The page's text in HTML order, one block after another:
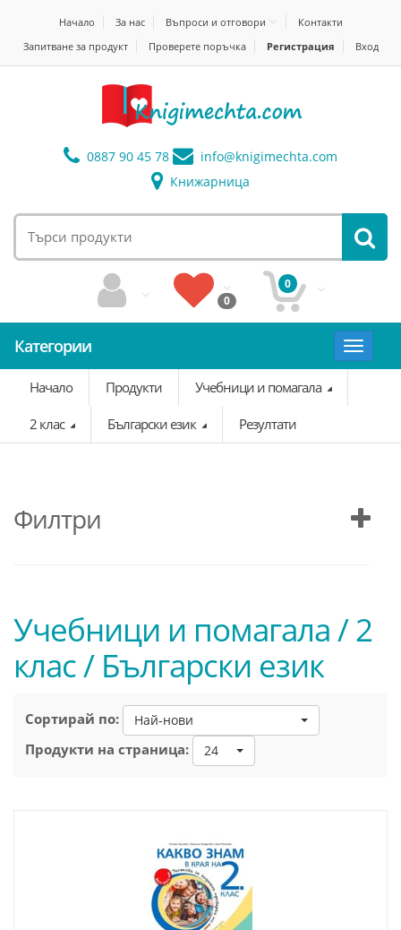
Начало За нас Въпроси и отговори
Контакти
Запитване за продукт
Проверете поръчка Регистрация Вход
0887 90 45 78 info@knigimechta.com
Книжарница
0
0
Категории
Toggle
Начало
Продукти Учебници и помагала
2 клас Български език Резултати
Филтри
Учебници и помагала / 2
клас / Български език
Сортирай по: Най-нови
Продукти на страница: 24